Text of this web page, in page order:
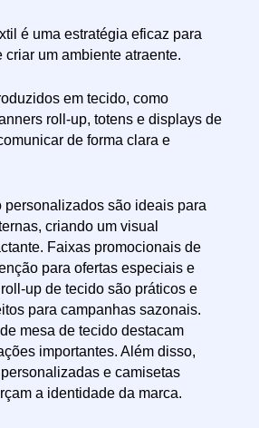
é uma estratégia eficaz para
criar um ambiente atraente.
em tecido, como
roll-up, totens e displays de
de forma clara e
personalizados são ideais para
criando um visual
Faixas promocionais de
para ofertas especiais e
up de tecido são práticos e
para campanhas sazonais.
mesa de tecido destacam
importantes. Além disso,
e camisetas
a identidade da marca.